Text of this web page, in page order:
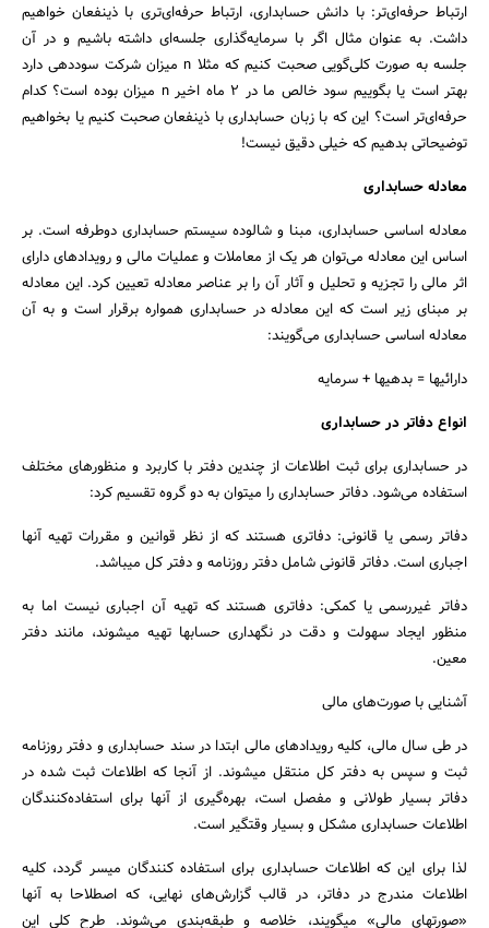
جستجو
ارتباط حرفه‌ای‌تر: با دانش حسابداری، ارتباط حرفه‌ای‌تری با ذینفعان خواهیم
داشت. به عنوان مثال اگر با سرمایه‌گذاری جلسه‌ای داشته باشیم و در آن
جلسه به صورت کلی‌گویی صحبت کنیم که مثلا n میزان شرکت سوددهی دارد
بهتر است یا بگوییم سود خالص ما در 2 ماه اخیر n میزان بوده است؟ کدام
حرفه‌ای‌تر است؟ این که با زبان حسابداری با ذینفعان صحبت کنیم یا بخواهیم
توضیحاتی بدهیم که خیلی دقیق نیست!
معادله حسابداری
معادله اساسی حسابداری، مبنا و شالوده سیستم حسابداری دوطرفه است. بر
اساس این معادله می‌توان هر یک از معاملات و عملیات مالی و رویدادهای دارای
اثر مالی را تجزیه و تحلیل و آثار آن را بر عناصر معادله تعیین کرد. این معادله
بر مبنای زیر است که این معادله در حسابداری همواره برقرار است و به آن
معادله اساسی حسابداری می‌گویند:
دارائیها = بدهیها + سرمایه
انواع دفاتر در حسابداری
در حسابداری برای ثبت اطلاعات از چندین دفتر با کاربرد و منظورهای مختلف
استفاده می‌شود. دفاتر حسابداری را میتوان به دو گروه تقسیم کرد:
دفاتر رسمی‌ یا قانونی: دفاتری هستند که از نظر قوانین و مقررات تهیه آنها
اجباری است. دفاتر قانونی شامل دفتر روزنامه و دفتر کل میباشد.
دفاتر غیررسمی‌ یا کمکی: دفاتری هستند که تهیه آن اجباری نیست اما به
منظور ایجاد سهولت و دقت در نگهداری حسابها تهیه میشوند، مانند دفتر
معین.
آشنایی با صورت‌های مالی
در طی سال مالی، کلیه رویدادهای مالی ابتدا در سند حسابداری و دفتر روزنامه
ثبت و سپس به دفتر کل منتقل میشوند. از آنجا که اطلاعات ثبت شده در
دفاتر بسیار طولانی و مفصل است، بهره‌گیری از آنها برای استفاده‌کنندگان
اطلاعات حسابداری مشکل و بسیار وقتگیر است.
لذا برای این که اطلاعات حسابداری برای استفاده کنندگان میسر گردد، کلیه
اطلاعات مندرج در دفاتر، در قالب گزارش‌های نهایی، که اصطلاحا به آنها
«صورتهای مالی» میگویند، خلاصه و طبقه‌بندی می‌شوند. طرح کلی این